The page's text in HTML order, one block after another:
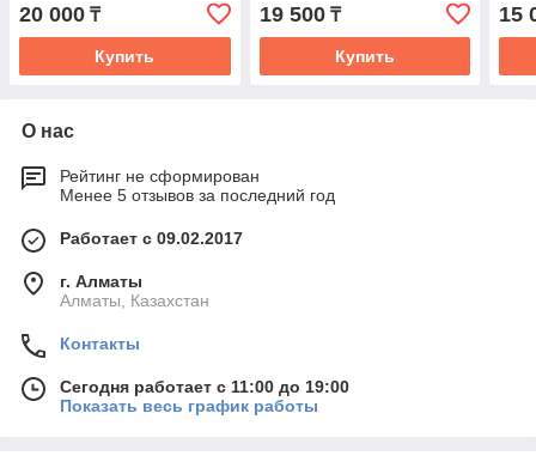
20 000 ₸
Купить
19 500₸
Купить
15
О нас
Рейтинг не сформирован
Менее 5 отзывов за последний год
Работает с 09.02.2017
г. Алматы
Алматы, Казахстан
Контакты
Сегодня работает с 11:00 до 19:00
Показать весь график работы